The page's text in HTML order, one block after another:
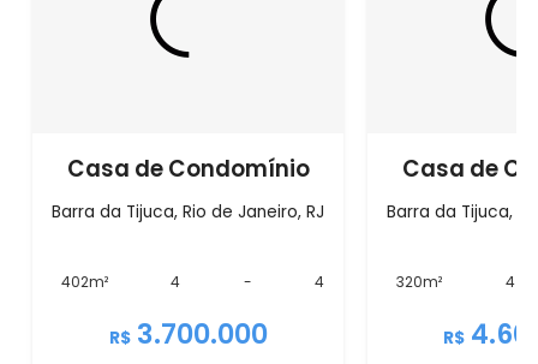
Casa de Condomínio
Barra da Tijuca, Rio de Janeiro, RJ
402m² 4 - 4
R$ 3.700.000
Casa de
Barra da Tijuca,
320m² 4
R$